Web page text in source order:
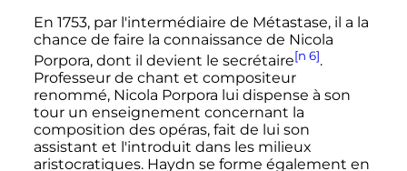
En 1753, par l'intermédiaire de Métastase, il a la
chance de faire la connaissance de Nicola
Porpora, dont il devient le secrétaire[n 6].
Professeur de chant et compositeur
renommé, Nicola Porpora lui dispense à son
tour un enseignement concernant la
composition des opéras, fait de lui son
assistant et l'introduit dans les milieux
aristocratiques. Haydn se forme également en